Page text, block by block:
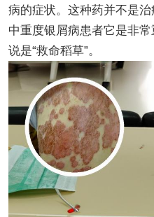
病的症状。这种药并不是
中重度银屑病患者它是非
说是“救命稻草”。